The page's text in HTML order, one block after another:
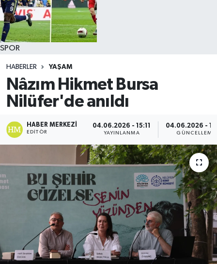
SPOR
HABERLER YAŞAM
Nâzım Hikmet Bursa
Nilüfer'de anıldı
HABER MERKEZI
EDITÖR
04.06.2026 - 15:11
YAYINLANMA
04.06.2026 -
GÜNCELLEME